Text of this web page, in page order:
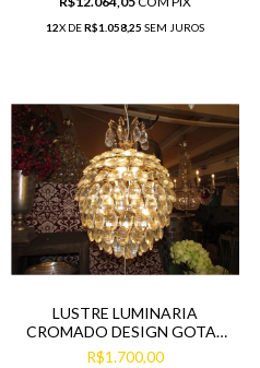
12X DER$1.058,25 SEM JUROS
LUSTRE LUMINARIA
CROMADO DESIGN GOTAS
PINGENTES CRISTAL
R$1.700,00